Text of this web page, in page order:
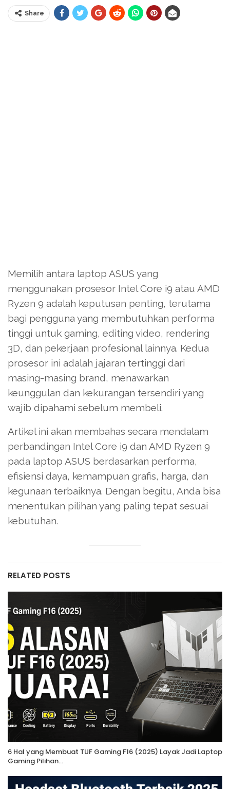
Share
Memilih antara laptop ASUS yang
menggunakan prosesor Intel Core i9 atau AMD
Ryzen 9 adalah keputusan penting, terutama
bagi pengguna yang membutuhkan performa
tinggi untuk gaming, editing video, rendering
3D, dan pekerjaan profesional lainnya. Kedua
prosesor ini adalah jajaran tertinggi dari
masing-masing brand, menawarkan
keunggulan dan kekurangan tersendiri yang
wajib dipahami sebelum membeli.
Artikel ini akan membahas secara mendalam
perbandingan Intel Core i9 dan AMD Ryzen 9
pada laptop ASUS berdasarkan performa,
efisiensi daya, kemampuan grafis, harga, dan
kegunaan terbaiknya. Dengan begitu, Anda bisa
menentukan pilihan yang paling tepat sesuai
kebutuhan.
RELATED POSTS
6 Hal yang Membuat TUF Gaming F16 (2025) Layak Jadi Laptop
Gaming Pilihan…